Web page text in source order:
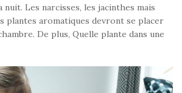
Les narcisses, les jacinthes mais
plantes aromatiques devront se placer
De plus, Quelle plante dans une